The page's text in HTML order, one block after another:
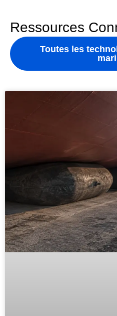
Ressources
Toutes les